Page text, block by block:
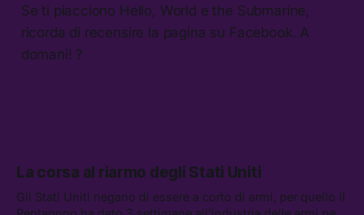
Se ti piacciono Hello, World e the Submarine,
ricorda di recensire la pagina su Facebook. A
domani! ?
La corsa al riarmo degli Stati Uniti
Gli Stati Uniti negano di essere a corto di armi, per quello il